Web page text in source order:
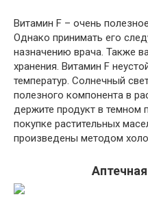
Витамин F – очень
Однако принимать его
назначению врача. Также
хранения. Витамин F
температур. Солнечный
полезного компонента в
держите продукт в темном
покупке растительных
произведены методом